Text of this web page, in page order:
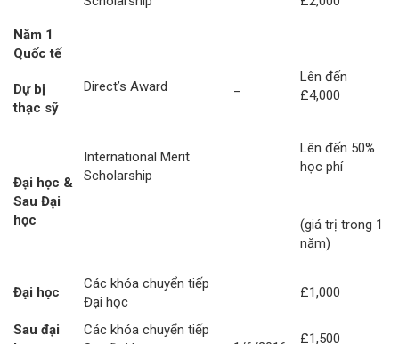
Năm 1
Quốc tế
Dự bị
thạc sỹ
Direct’s Award
Lên đến
£4,000
Đại học &
Sau Đại
học
International Merit
Scholarship
Lên đến 50%
học phí
(giá trị trong 1
năm)
Đại học
Các khóa chuyển tiếp
Đại học
£1,000
Sau đại
Các khóa chuyển tiếp
£1,500